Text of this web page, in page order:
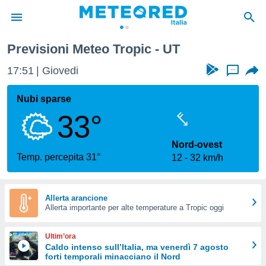
di
per
le
di
Web
le
Previsioni Meteo Tropic - UT
17:51 Giovedi ...
Nubi sparse
33°
Temp. percepita 31°
Nord-ovest
12
32 km/h
Allerta arancione
Allerta importante per alte temperature a Tropic oggi
Ultim’ora
Caldo intenso sull’Italia, ma venerdì 7 agosto
forti temporali minacciano il Nord